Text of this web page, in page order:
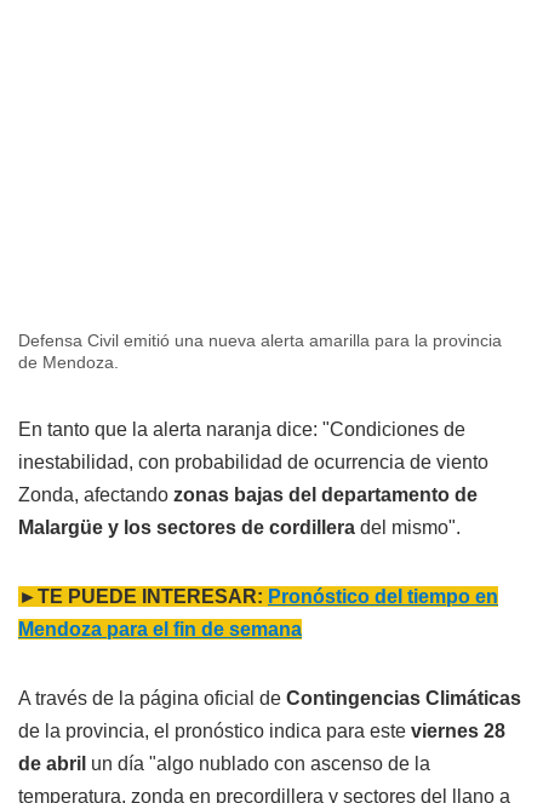
Defensa Civil emitió una nueva alerta amarilla para la provincia
de Mendoza.
En tanto que la alerta naranja dice: "Condiciones de
inestabilidad, con probabilidad de ocurrencia de viento
Zonda, afectando zonas bajas del departamento de
Malargüe y los sectores de cordillera del mismo".
►TE PUEDE INTERESAR: Pronóstico del tiempo en
Mendoza para el fin de semana
A través de la página oficial de Contingencias Climáticas
de la provincia, el pronóstico indica para este viernes 28
de abril un día "algo nublado con ascenso de la
temperatura, zonda en precordillera y sectores del llano a